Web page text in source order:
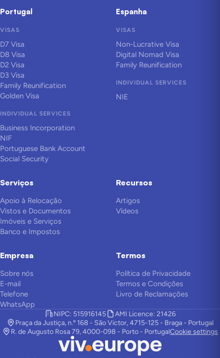
Portugal
VISAS
D7 Visa
D8 Visa
D2 Visa
D3 Visa
Family Reunification
Golden Visa
INDIVIDUAL SERVICES
Business Incorporation
NIF
Portuguese Bank Account
Social Security
Espanha
VISAS
Non-Lucrative Visa
Digital Nomad Visa
Family Reunification
INDIVIDUAL SERVICES
NIE
Serviços
Apoio à Relocação
Vistos e Documentos
Imóveis e Serviços
Banco e Impostos
Recursos
Artigos
Vídeos
Empresa
Sobre nós
E-mail
Telefone
WhatsApp
Termos
Política de Privacidade
Termos e Condições
Livro de Reclamações
NIPC: 515916145
AMI Licence: 21426
Praça da Justiça, n.º 168 - São Victor, 4715-125 - Braga - Portugal
R. de Augusto Rosa 79, 4000-098 - Porto - PortugalCookie settings